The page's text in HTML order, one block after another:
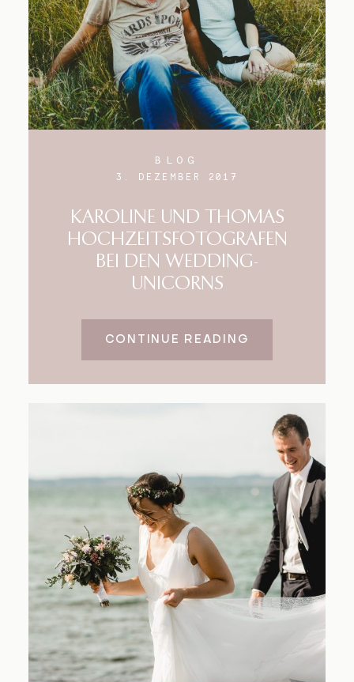
BLOG
3. DEZEMBER 2017
KAROLINE UND THOMAS
HOCHZEITSFOTOGRAFEN
BEI DEN WEDDING-
UNICORNS
CONTINUE READING